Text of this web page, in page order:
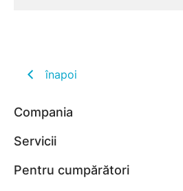
înapoi
Compania
Servicii
Pentru cumpărători